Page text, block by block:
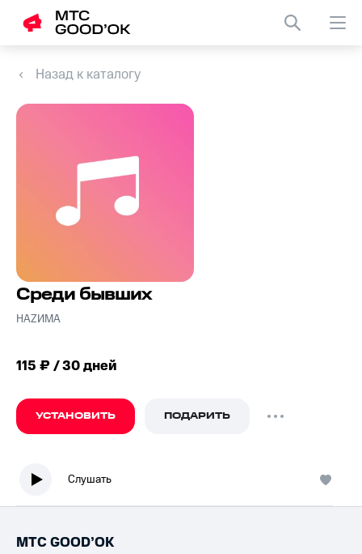
Назад к каталогу
Среди бывших
НАZИМА
115 ₽ / 30 дней
УСТАНОВИТЬ ПОДАРИТЬ
Слушать
МТС GOOD’OK